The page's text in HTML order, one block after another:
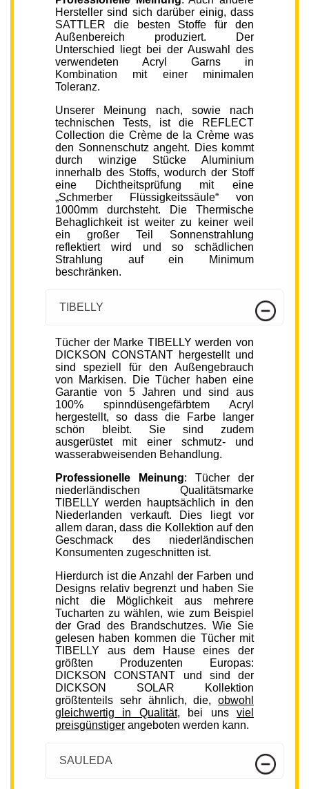
Hersteller sind sich darüber einig, dass
SATTLER die besten Stoffe für den
Außenbereich produziert. Der
Unterschied liegt bei der Auswahl des
verwendeten Acryl Garns in
Kombination mit einer minimalen
Toleranz.
Unserer Meinung nach, sowie nach
technischen Tests, ist die REFLECT
Collection die Crème de la Crème was
den Sonnenschutz angeht. Dies kommt
durch winzige Stücke Aluminium
innerhalb des Stoffs, wodurch der Stoff
eine Dichtheitsprüfung mit eine
„Schmerber Flüssigkeitssäule“ von
1000mm durchsteht. Die Thermische
Behaglichkeit ist weiter zu keiner weil
ein großer Teil Sonnenstrahlung
reflektiert wird und so schädlichen
Strahlung auf ein Minimum
beschränken.
TIBELLY
Tücher der Marke TIBELLY werden von
DICKSON CONSTANT hergestellt und
sind speziell für den Außengebrauch
von Markisen. Die Tücher haben eine
Garantie von 5 Jahren und sind aus
100% spinndüsengefärbtem Acryl
hergestellt, so dass die Farbe langer
schön bleibt. Sie sind zudem
ausgerüstet mit einer schmutz- und
wasserabweisenden Behandlung.
Professionelle Meinung: Tücher der
niederländischen Qualitätsmarke
TIBELLY werden hauptsächlich in den
Niederlanden verkauft. Dies liegt vor
allem daran, dass die Kollektion auf den
Geschmack des niederländischen
Konsumenten zugeschnitten ist.
Hierdurch ist die Anzahl der Farben und
Designs relativ begrenzt und haben Sie
nicht die Möglichkeit aus mehrere
Tucharten zu wählen, wie zum Beispiel
der Grad des Brandschutzes. Wie Sie
gelesen haben kommen die Tücher mit
TIBELLY aus dem Hause eines der
größten Produzenten Europas:
DICKSON CONSTANT und sind der
DICKSON SOLAR Kollektion
größtenteils sehr ähnlich, die, obwohl
gleichwertig in Qualität, bei unsviel
preisgünstiger angeboten werden kann.
SAULEDA